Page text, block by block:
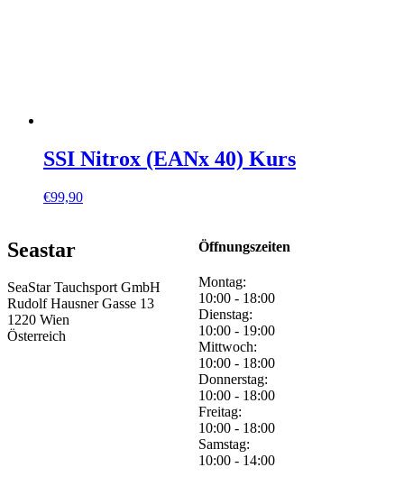
SSI Nitrox (EANx 40) Kurs
€99,90
Seastar
SeaStar Tauchsport GmbH
Rudolf Hausner Gasse 13
1220 Wien
Österreich
Öffnungszeiten
Montag:
10:00 - 18:00
Dienstag:
10:00 - 19:00
Mittwoch:
10:00 - 18:00
Donnerstag:
10:00 - 18:00
Freitag:
10:00 - 18:00
Samstag:
10:00 - 14:00